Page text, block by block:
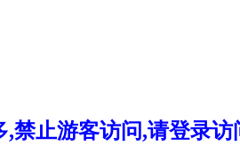
,禁止游客访问,请登录